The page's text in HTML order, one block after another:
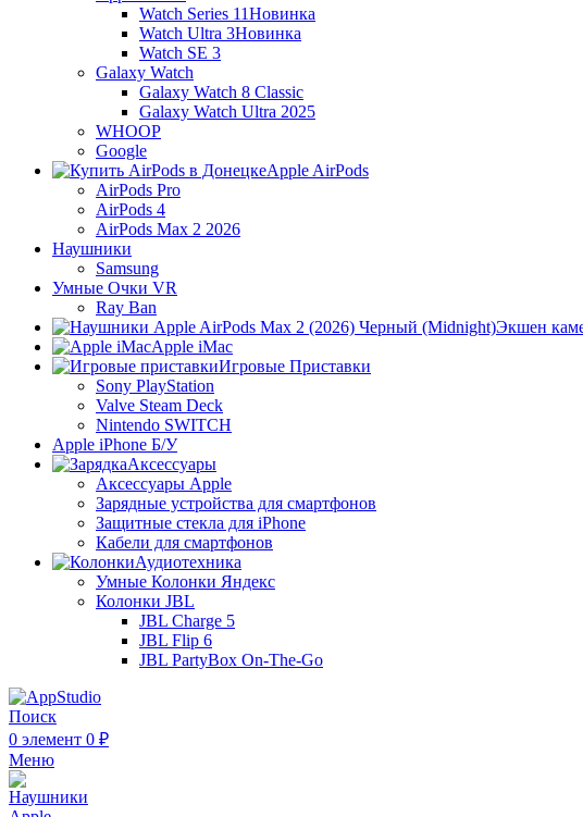
Watch Series 11Новинка
Watch Ultra 3Новинка
Watch SE 3
Galaxy Watch
Galaxy Watch 8 Classic
Galaxy Watch Ultra 2025
WHOOP
Google
Apple AirPods
AirPods Pro
AirPods 4
AirPods Max 2 2026
Наушники
Samsung
Умные Очки VR
Ray Ban
Экшен
Apple iMac
Игровые Приставки
Sony PlayStation
Valve Steam Deck
Nintendo SWITCH
Apple iPhone Б/У
Аксессуары
Аксессуары Apple
Зарядные устройства для смартфонов
Защитные стекла для iPhone
Кабели для смартфонов
Аудиотехника
Умные Колонки Яндекс
Колонки JBL
JBL Charge 5
JBL Flip 6
JBL PartyBox On-The-Go
Поиск
0 элемент 0 ₽
Меню